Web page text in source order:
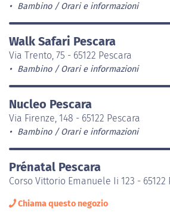
Bambino Orari e informazioni
Walk Safari Pescara
Via Trento, 75 - 65122 Pescara
Bambino Orari e informazioni
Nucleo Pescara
Via Firenze, 148 - 65122 Pescara
Bambino Orari e informazioni
Prénatal Pescara
Corso Vittorio Emanuele Ii 123 - 65122
Chiama questo negozio